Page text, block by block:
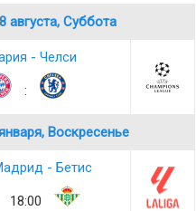
8 августа, Суббота
- Челси
:
Воскресенье
- Бетис
18:00